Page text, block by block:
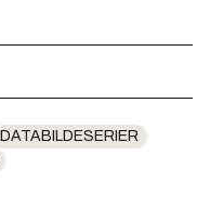
DATABILDESERIER